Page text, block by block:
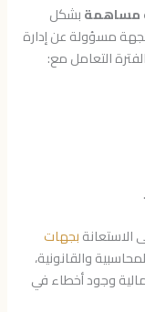
مساهمةبشكل
مسؤولة عن إدارة
التعامل مع:
الاستعانةبجهات
والقانونية،
وجود أخطاء في